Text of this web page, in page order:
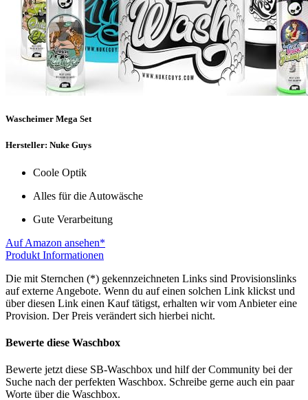
Wascheimer Mega Set
Hersteller: Nuke Guys
Coole Optik
Alles für die Autowäsche
Gute Verarbeitung
Auf Amazon ansehen*
Produkt Informationen
Die mit Sternchen (*) gekennzeichneten Links sind Provisionslinks
auf externe Angebote. Wenn du auf einen solchen Link klickst und
über diesen Link einen Kauf tätigst, erhalten wir vom Anbieter eine
Provision. Der Preis verändert sich hierbei nicht.
Bewerte diese Waschbox
Bewerte jetzt diese SB-Waschbox und hilf der Community bei der
Suche nach der perfekten Waschbox. Schreibe gerne auch ein paar
Worte über die Waschbox.